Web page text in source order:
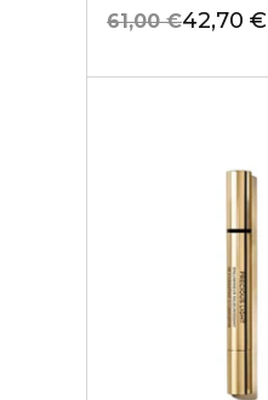
42,70 €
61,00 €